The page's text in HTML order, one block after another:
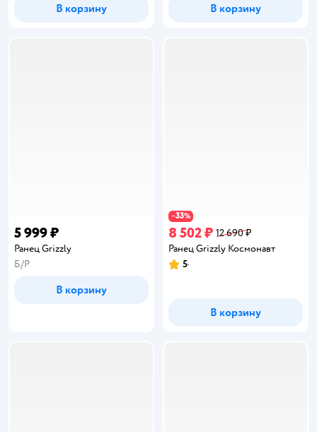
В корзину В корзину
5 999 ₽
Ранец Grizzly
Б/Р
В корзину
−33%
8 502 ₽ 12 690 ₽
Ранец Grizzly Космонавт
Рейтинг:
5
В корзину